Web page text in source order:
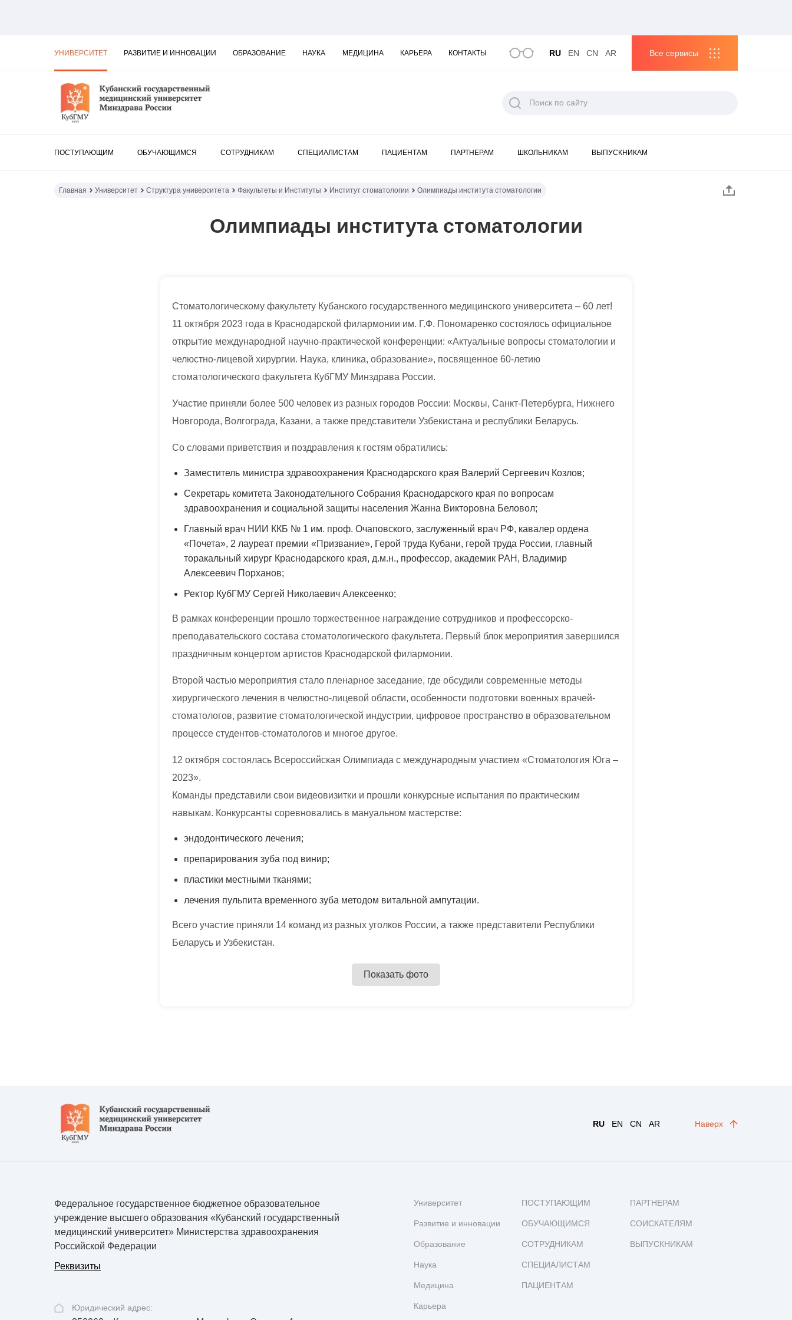
УНИВЕРСИТЕТ РАЗВИТИЕ И ИННОВАЦИИ ОБРАЗОВАНИЕ НАУКА МЕДИЦИНА КАРЬЕРА КОНТАКТЫ RU EN CN AR Все сервисы
ПОСТУПАЮЩИМ ОБУЧАЮЩИМСЯ СОТРУДНИКАМ СПЕЦИАЛИСТАМ ПАЦИЕНТАМ ПАРТНЕРАМ ШКОЛЬНИКАМ ВЫПУСКНИКАМ
Главная Университет Структура университета Факультеты и Институты Институт стоматологии Олимпиады института стоматологии
Олимпиады института стоматологии
Стоматологическому факультету Кубанского государственного медицинского университета – 60 лет!
11 октября 2023 года в Краснодарской филармонии им. Г.Ф. Пономаренко состоялось официальное
открытие международной научно-практической конференции: «Актуальные вопросы стоматологии и
челюстно-лицевой хирургии. Наука, клиника, образование», посвященное 60-летию
стоматологического факультета КубГМУ Минздрава России.
Участие приняли более 500 человек из разных городов России: Москвы, Санкт-Петербурга, Нижнего
Новгорода, Волгограда, Казани, а также представители Узбекистана и республики Беларусь.
Со словами приветствия и поздравления к гостям обратились:
Заместитель министра здравоохранения Краснодарского края Валерий Сергеевич Козлов;
Секретарь комитета Законодательного Собрания Краснодарского края по вопросам
здравоохранения и социальной защиты населения Жанна Викторовна Беловол;
Главный врач НИИ ККБ № 1 им. проф. Очаповского, заслуженный врач РФ, кавалер ордена
«Почета», 2 лауреат премии «Призвание», Герой труда Кубани, герой труда России, главный
торакальный хирург Краснодарского края, д.м.н., профессор, академик РАН, Владимир
Алексеевич Порханов;
Ректор КубГМУ Сергей Николаевич Алексеенко;
В рамках конференции прошло торжественное награждение сотрудников и профессорско-
преподавательского состава стоматологического факультета. Первый блок мероприятия завершился
праздничным концертом артистов Краснодарской филармонии.
Второй частью мероприятия стало пленарное заседание, где обсудили современные методы
хирургического лечения в челюстно-лицевой области, особенности подготовки военных врачей-
стоматологов, развитие стоматологической индустрии, цифровое пространство в образовательном
процессе студентов-стоматологов и многое другое.
12 октября состоялась Всероссийская Олимпиада с международным участием «Стоматология Юга –
2023».
Команды представили свои видеовизитки и прошли конкурсные испытания по практическим
навыкам. Конкурсанты соревновались в мануальном мастерстве:
эндодонтического лечения;
препарирования зуба под винир;
пластики местными тканями;
лечения пульпита временного зуба методом витальной ампутации.
Всего участие приняли 14 команд из разных уголков России, а также представители Республики
Беларусь и Узбекистан.
Показать фото
RU EN CN AR Наверх
Федеральное государственное бюджетное образовательное
учреждение высшего образования «Кубанский государственный
медицинский университет» Министерства здравоохранения
Российской Федерации
Реквизиты
Юридический адрес:
Университет
Развитие и инновации
Образование
Наука
Медицина
Карьера
ПОСТУПАЮЩИМ
ОБУЧАЮЩИМСЯ
СОТРУДНИКАМ
СПЕЦИАЛИСТАМ
ПАЦИЕНТАМ
ПАРТНЕРАМ
СОИСКАТЕЛЯМ
ВЫПУСКНИКАМ